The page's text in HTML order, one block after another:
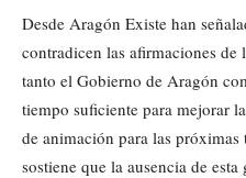
Desde Aragón Existe han
contradicen las afirmaciones de
tanto el Gobierno de Aragón
tiempo suficiente para mejorar
de animación para las
sostiene que la ausencia de